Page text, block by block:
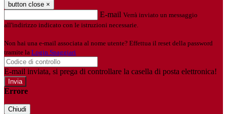
button close ×
E-mail Verrà inviato un messaggio
all'indirizzo indicato con le istruzioni necessarie.
Non hai una e-mail associata al nome utente? Effettua il reset della password
tramite la Login Spaggiari
E-mail inviata, si prega di controllare la casella di posta elettronica!
Errore
Chiudi